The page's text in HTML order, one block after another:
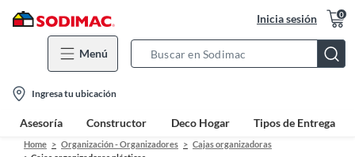
Inicia sesión 0
Menú
Bar
location-
icon
Ingresa tu ubicación
Asesoría Constructor Deco Hogar Tipos de Entrega
Home Organización - Organizadores
Cajas organizadoras